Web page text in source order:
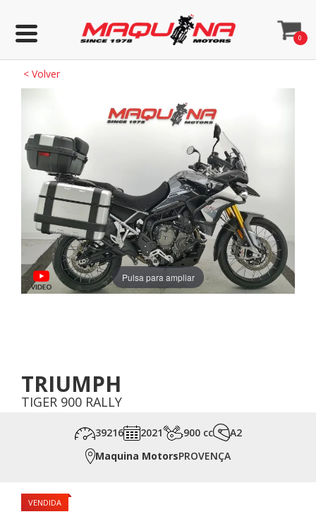
0
< Volver
Pulsa para ampliar
TRIUMPH
TIGER 900 RALLY
39216 2021 900 cc
A2
Maquina MotorsPROVENÇA
VENDIDA